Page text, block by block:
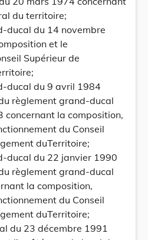
du territoire;
ducal du 14 novembre
et le
Supérieur de
ducal du 9 avril 1984
règlement grand-ducal
concernant la composition,
du Conseil
duTerritoire;
ducal du 22 janvier 1990
règlement grand-ducal
la composition,
du Conseil
duTerritoire;
du 23 décembre 1991